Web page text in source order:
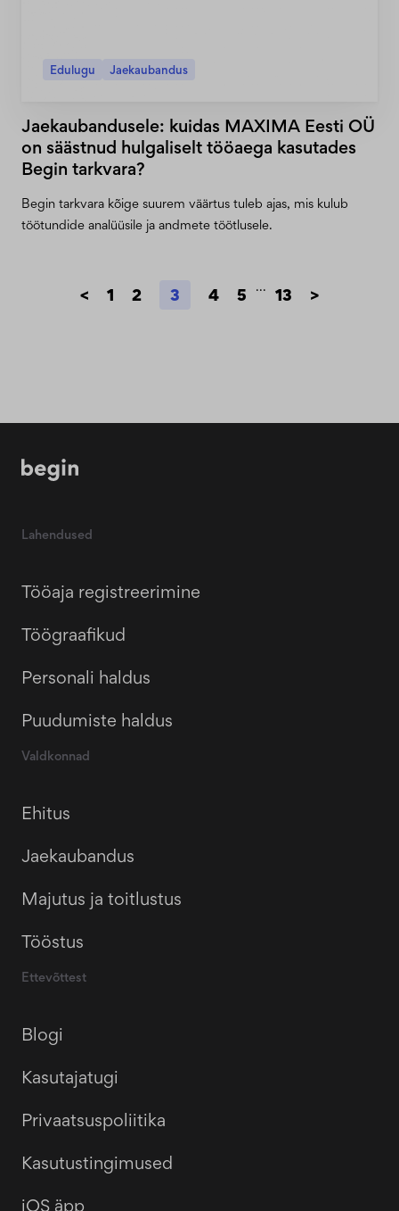
Edulugu Jaekaubandus
Jaekaubandusele: kuidas MAXIMA Eesti OÜ
on säästnud hulgaliselt tööaega kasutades
Begin tarkvara?
Begin tarkvara kõige suurem väärtus tuleb ajas, mis kulub
töötundide analüüsile ja andmete töötlusele.
< 1 2 3 4 5 ... 13 >
Lahendused
Tööaja registreerimine
Töögraafikud
Personali haldus
Puudumiste haldus
Valdkonnad
Ehitus
Jaekaubandus
Majutus ja toitlustus
Tööstus
Ettevõttest
Blogi
Kasutajatugi
Privaatsuspoliitika
Kasutustingimused
iOS äpp